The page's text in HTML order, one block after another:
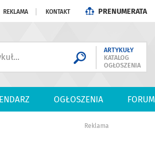
REKLAMA KONTAKT PRENUMERATA
ARTYKUŁY
KATALOG
OGŁOSZENIA
OGŁOSZENIA FORUM
Reklama